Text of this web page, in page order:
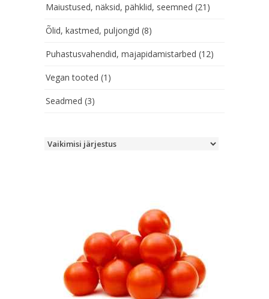
Maiustused, näksid, pähklid, seemned (21)
Õlid, kastmed, puljongid (8)
Puhastusvahendid, majapidamistarbed (12)
Vegan tooted (1)
Seadmed (3)